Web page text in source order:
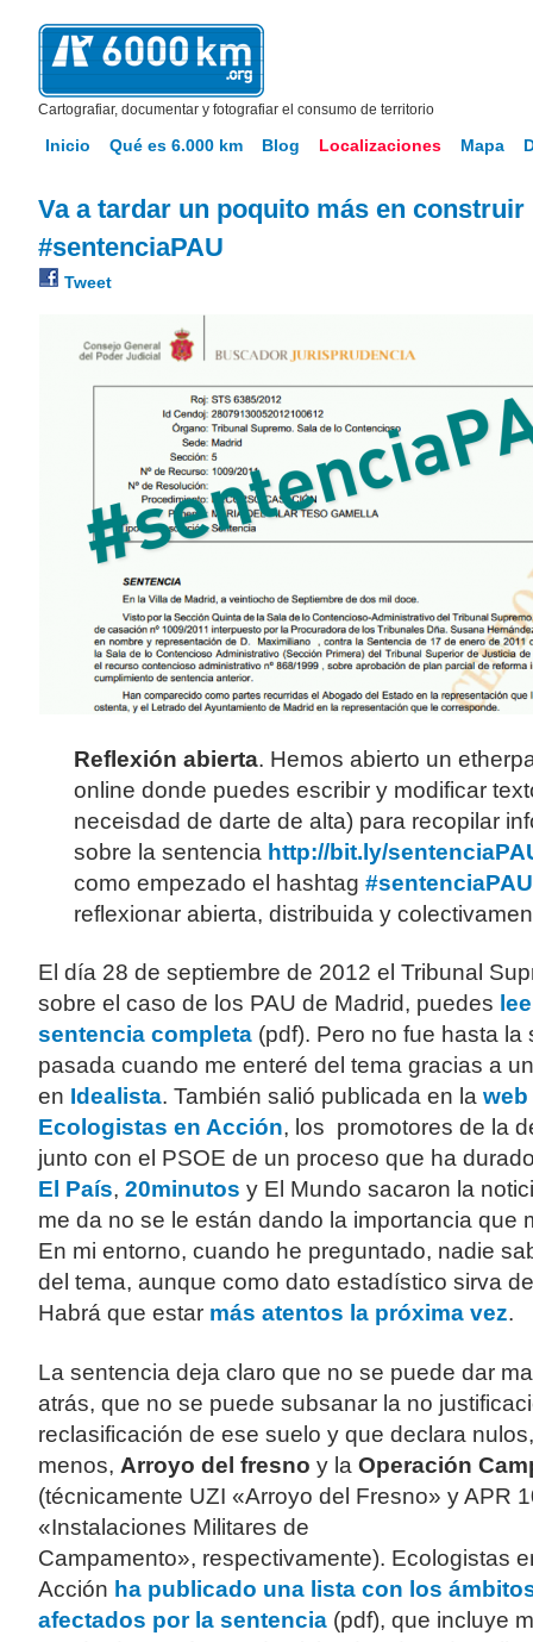
Cartografiar, documentar y fotografiar el consumo de territorio
Inicio Qué es 6.000 km Blog Localizaciones Mapa
Va a tardar un poquito más en construir
#sentenciaPAU
Tweet
Reflexión abierta. Hemos abierto un
online donde puedes escribir y modificar
neceisdad de darte de alta) para recopilar
sobre la sentencia http://bit.ly/
como empezado el hashtag #sentenciaPAU
reflexionar abierta, distribuida y
El día 28 de septiembre de 2012 el Tribunal
sobre el caso de los PAU de Madrid, puedes
sentencia completa (pdf). Pero no fue hasta la
pasada cuando me enteré del tema gracias a
en Idealista. También salió publicada en la web
Ecologistas en Acción, los promotores de la
junto con el PSOE de un proceso que ha
El País, 20minutos y El Mundo sacaron la
me da no se le están dando la importancia que
En mi entorno, cuando he preguntado, nadie
del tema, aunque como dato estadístico sirva
Habrá que estar más atentos la próxima vez.
La sentencia deja claro que no se puede dar
atrás, que no se puede subsanar la no
reclasificación de ese suelo y que declara
menos, Arroyo del fresno y la Operación
(técnicamente UZI «Arroyo del Fresno» y APR
«Instalaciones Militares de
Campamento», respectivamente). Ecologistas
Acción ha publicado una lista con los
afectados por la sentencia (pdf), que incluye